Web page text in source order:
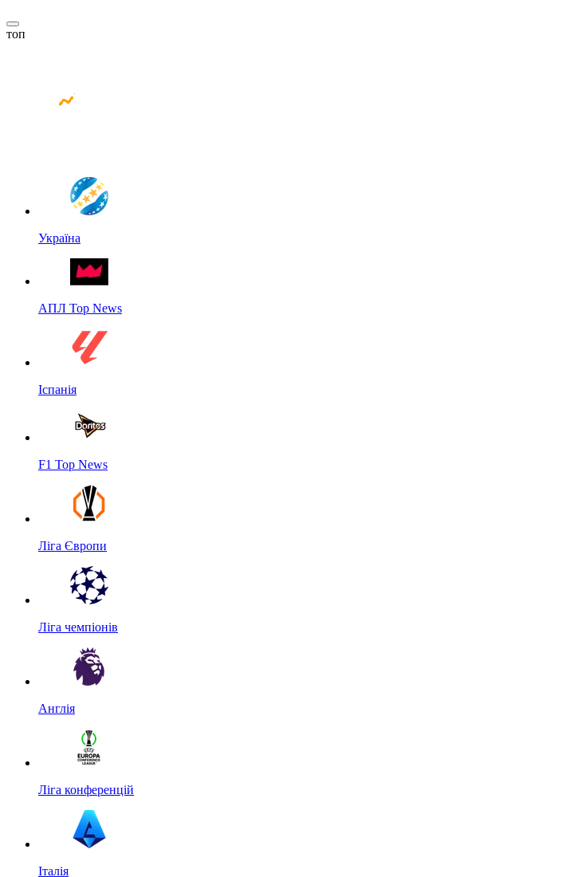
топ
Україна
АПЛ Top News
Іспанія
F1 Top News
Ліга Європи
Ліга чемпіонів
Англія
Ліга конференцій
Італія